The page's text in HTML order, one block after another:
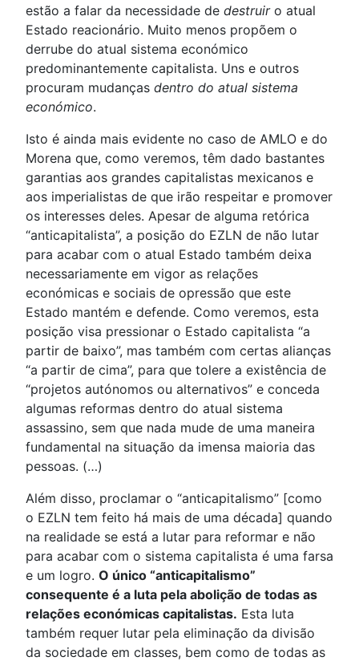
estão a falar da necessidade de destruiro atual
Estado reacionário. Muito menos propõem o
derrube do atual sistema económico
predominantemente capitalista. Uns e outros
procuram mudanças dentro do atual sistema
económico.
Isto é ainda mais evidente no caso de AMLO e do
Morena que, como veremos, têm dado bastantes
garantias aos grandes capitalistas mexicanos e
aos imperialistas de que irão respeitar e promover
os interesses deles. Apesar de alguma retórica
“anticapitalista”, a posição do EZLN de não lutar
para acabar com o atual Estado também deixa
necessariamente em vigor as relações
económicas e sociais de opressão que este
Estado mantém e defende. Como veremos, esta
posição visa pressionar o Estado capitalista “a
partir de baixo”, mas também com certas alianças
“a partir de cima”, para que tolere a existência de
“projetos autónomos ou alternativos” e conceda
algumas reformas dentro do atual sistema
assassino, sem que nada mude de uma maneira
fundamental na situação da imensa maioria das
pessoas. (…)
Além disso, proclamar o “anticapitalismo” [como
o EZLN tem feito há mais de uma década] quando
na realidade se está a lutar para reformar e não
para acabar com o sistema capitalista é uma farsa
e um logro. O único “anticapitalismo”
consequente é a luta pela abolição de todas as
relações económicas capitalistas. Esta luta
também requer lutar pela eliminação da divisão
da sociedade em classes, bem como de todas as